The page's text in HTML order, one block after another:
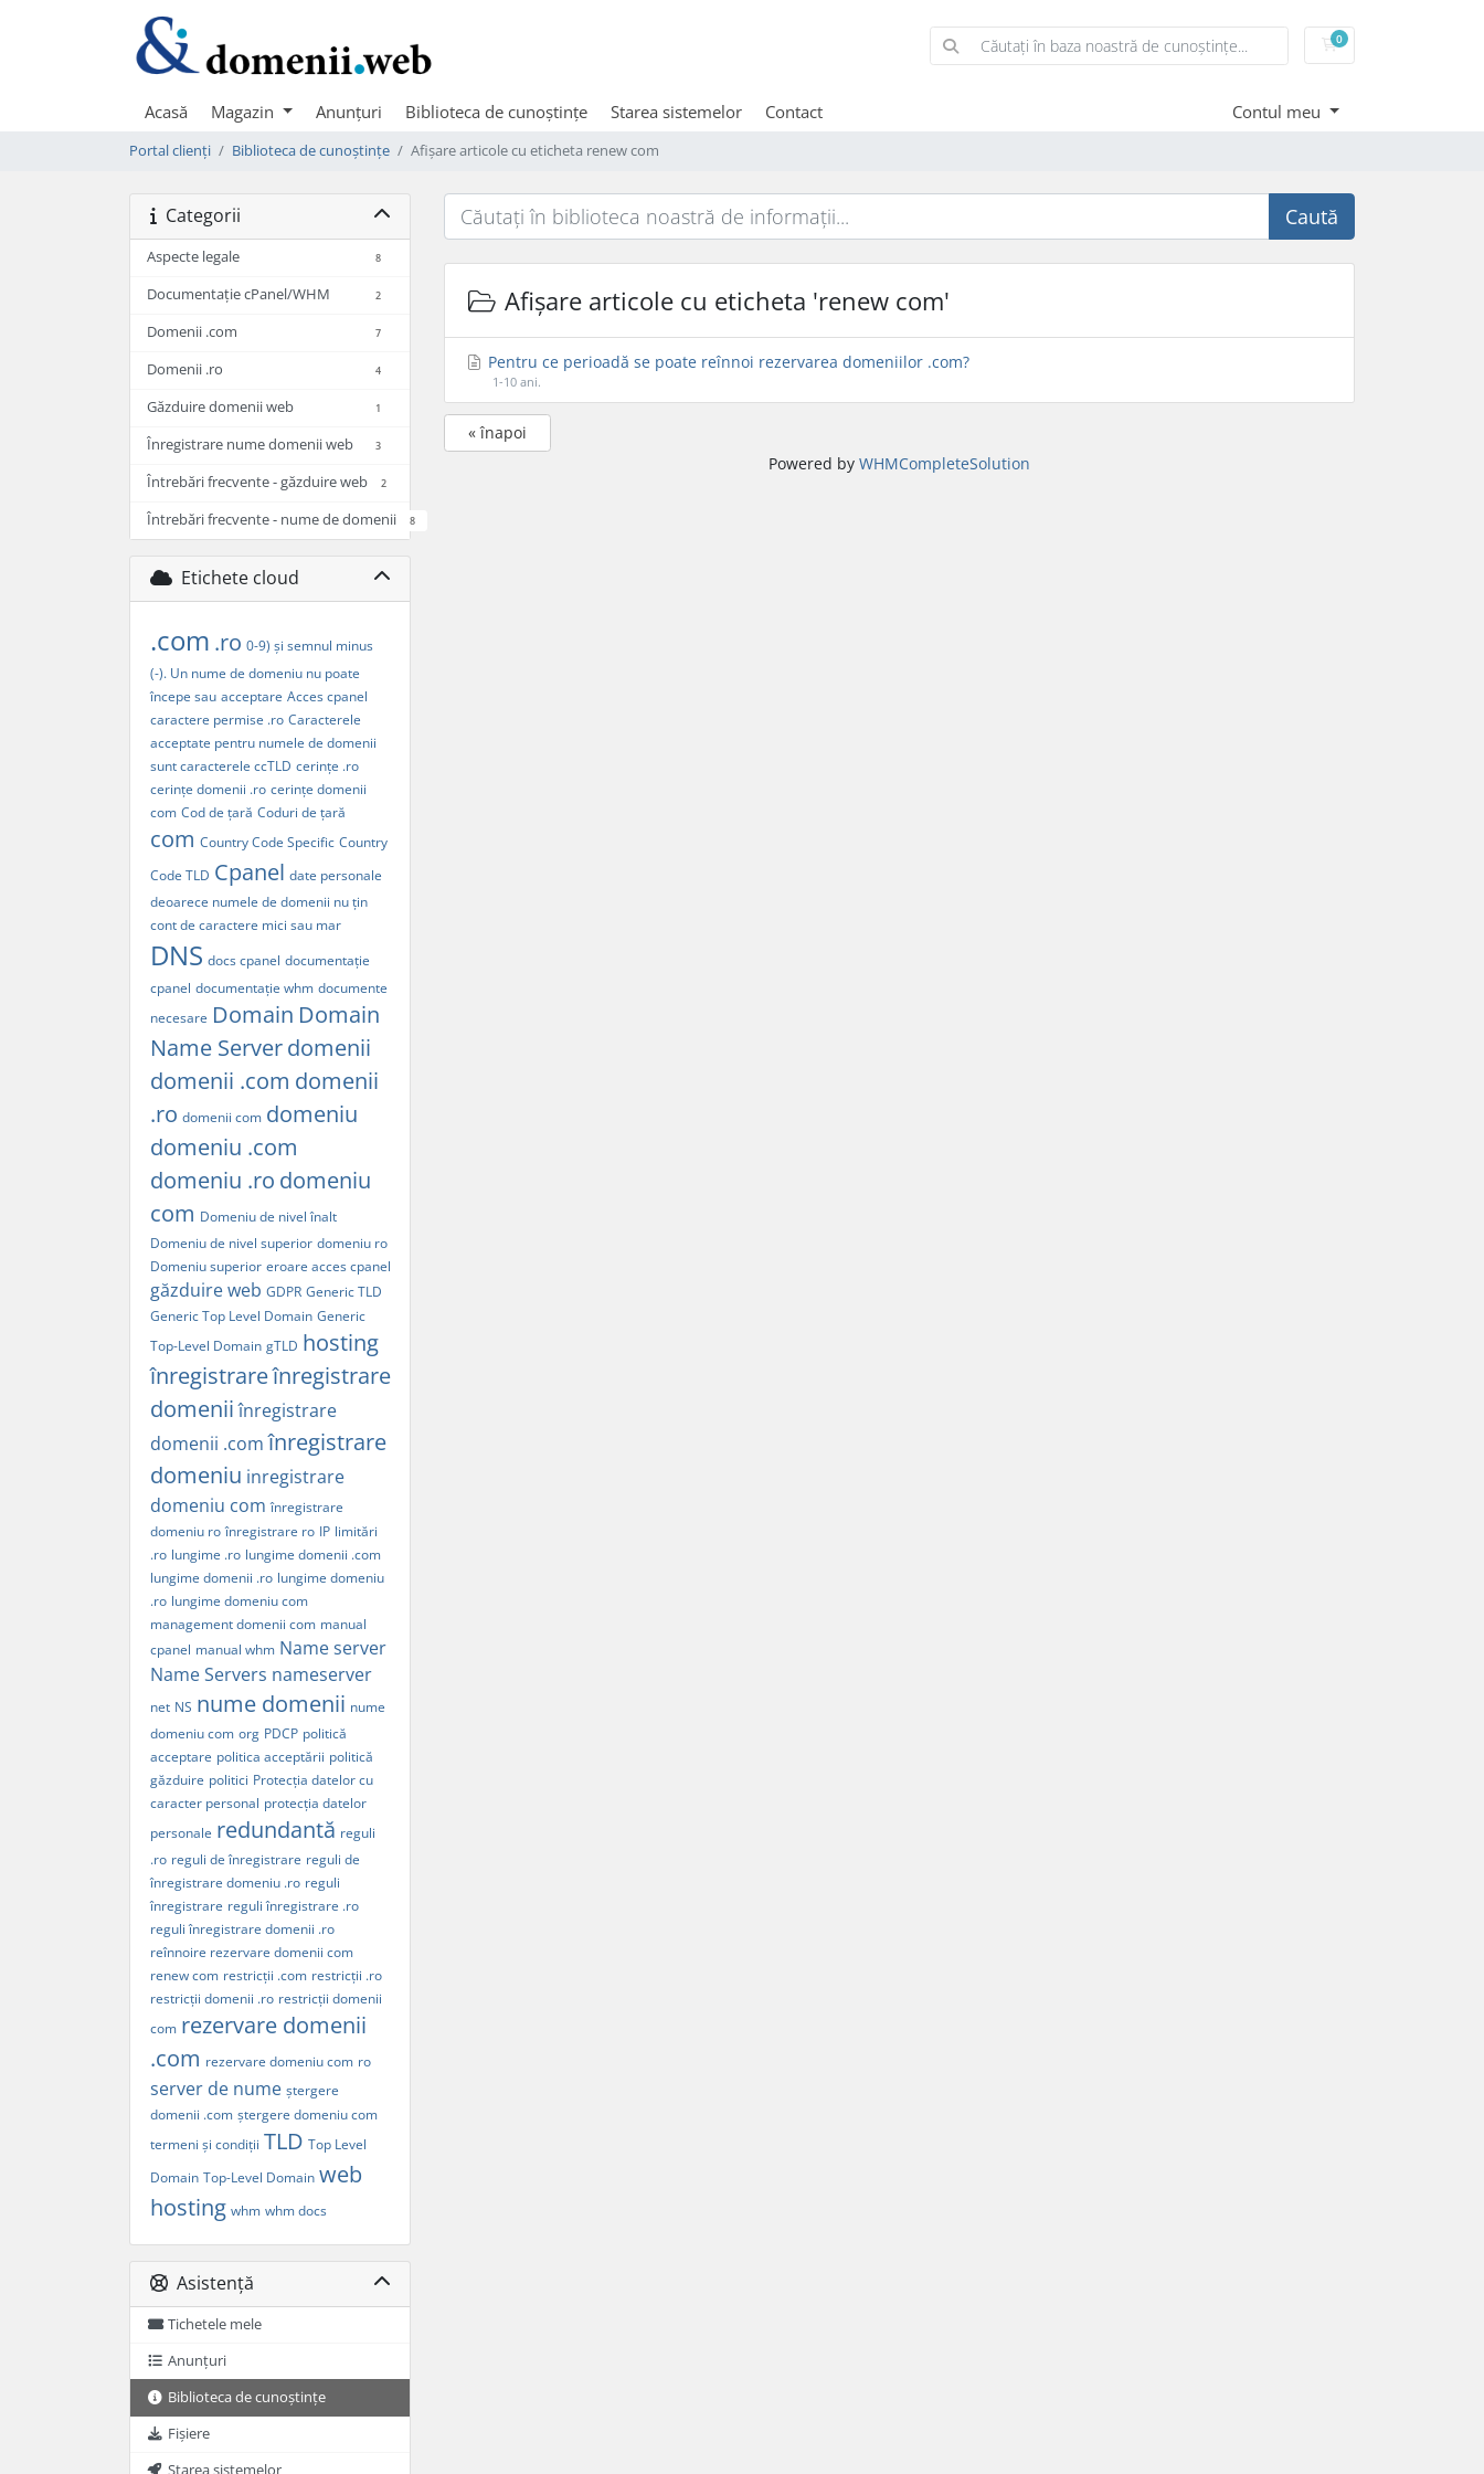
0Coș de cumpărături
Acasă Magazin Anunțuri Biblioteca de cunoștințe Starea sistemelor Contact Contul meu
Portal clienți Biblioteca de cunoștințe Afișare articole cu eticheta renew com
Categorii
Aspecte legale 8
Documentație cPanel/WHM 2
Domenii .com 7
Domenii .ro 4
Găzduire domenii web 1
Înregistrare nume domenii web 3
Întrebări frecvente - găzduire web 2
Întrebări frecvente - nume de domenii 8
Etichete cloud
.com .ro 0-9) și semnul minus
(-). Un nume de domeniu nu poate
începe sau acceptare Acces cpanel
caractere permise .ro Caracterele
acceptate pentru numele de domenii
sunt caracterele ccTLD cerințe .ro
cerințe domenii .ro cerințe domenii
com Cod de țară Coduri de țară
com Country Code Specific Country
Code TLD Cpanel date personale
deoarece numele de domenii nu țin
cont de caractere mici sau mar
DNS docs cpanel documentație
cpanel documentație whm documente
necesare Domain Domain
Name Server domenii
domenii .com domenii
.ro domenii com domeniu
domeniu .com
domeniu .ro domeniu
com Domeniu de nivel înalt
Domeniu de nivel superior domeniu ro
Domeniu superior eroare acces cpanel
găzduire web GDPR Generic TLD
Generic Top Level Domain Generic
Top-Level Domain gTLD hosting
înregistrareînregistrare
domenii înregistrare
domenii .com înregistrare
domeniu inregistrare
domeniu com înregistrare
domeniu ro înregistrare ro IP limitări
.ro lungime .ro lungime domenii .com
lungime domenii .ro lungime domeniu
.ro lungime domeniu com
management domenii com manual
cpanel manual whm Name server
Name Servers nameserver
net NS nume domenii nume
domeniu com org PDCP politică
acceptare politica acceptării politică
găzduire politici Protecția datelor cu
caracter personal protecția datelor
personale redundantă reguli
.ro reguli de înregistrare reguli de
înregistrare domeniu .ro reguli
înregistrare reguli înregistrare .ro
reguli înregistrare domenii .ro
reînnoire rezervare domenii com
renew com restricții .com restricții .ro
restricții domenii .ro restricții domenii
com rezervare domenii
.com rezervare domeniu com ro
server de nume ștergere
domenii .com ștergere domeniu com
termeni și condiții TLD Top Level
Domain Top-Level Domain web
hosting whm whm docs
Asistență
Tichetele mele
Anunțuri
Biblioteca de cunoștințe
Fișiere
Starea sistemelor
Caută
Afișare articole cu eticheta 'renew com'
Pentru ce perioadă se poate reînnoi rezervarea domeniilor .com?
1-10 ani.
« înapoi
Powered by WHMCompleteSolution